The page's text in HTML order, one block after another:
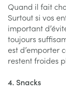
Quand il fait
Surtout si vos
important
toujours
est d’emporter
restent froides
4. Snacks